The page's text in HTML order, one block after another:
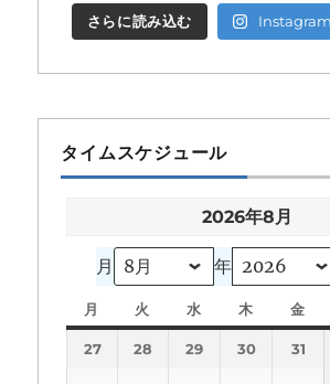
さらに読み込む
タイムスケジュール
2026年8月
月 年
月
曜
日
火
曜
日
水
曜
日
木
曜
日
金
曜
27 28 29 30 31